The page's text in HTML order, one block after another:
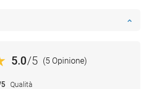
5.0/5 (5 Opinione)
Qualità